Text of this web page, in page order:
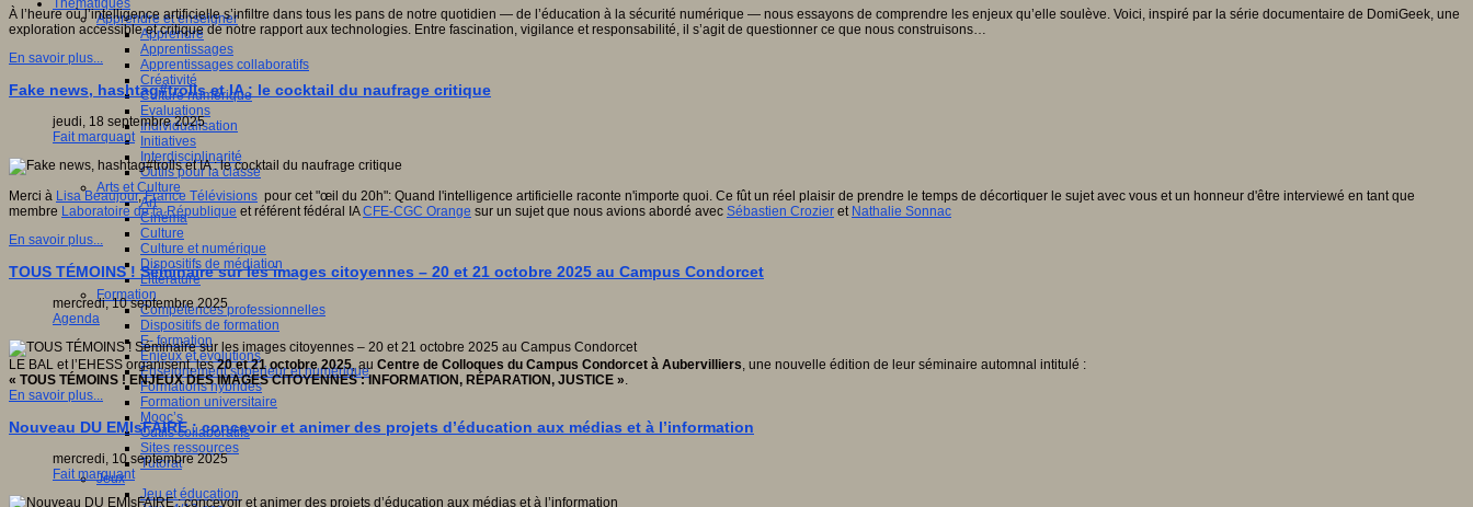
Thématiques
Apprendre et enseigner
Apprendre
Apprentissages
Apprentissages collaboratifs
Créativité
Culture numérique
Evaluations
Individualisation
Initiatives
Interdisciplinarité
Outils pour la classe
Arts et Culture
Art
Cinéma
Culture
Culture et numérique
Dispositifs de médiation
Littérature
Formation
Compétences professionnelles
Dispositifs de formation
E- formation
Enjeux et évolutions
Enseignement supérieur et numérique
Formations hybrides
Formation universitaire
Mooc’s
Outils collaboratifs
Sites ressources
Tutorat
Jeux
Jeu et éducation
À l’heure où l’intelligence artificielle s’infiltre dans tous les pans de notre quotidien — de l’éducation à la sécurité numérique — nous essayons de comprendre les enjeux qu’elle soulève. Voici, inspiré par la série documentaire de DomiGeek, une
exploration accessible et critique de notre rapport aux technologies. Entre fascination, vigilance et responsabilité, il s’agit de questionner ce que nous construisons…
En savoir plus...
Fake news, hashtag#trolls et IA : le cocktail du naufrage critique
jeudi, 18 septembre 2025
Fait marquant
Merci à Lisa Beaujour,France Télévisions pour cet "œil du 20h": Quand l'intelligence artificielle raconte n'importe quoi. Ce fût un réel plaisir de prendre le temps de décortiquer le sujet avec vous et un honneur d'être interviewé en tant que
membre Laboratoire de la République et référent fédéral IACFE-CGC Orange sur un sujet que nous avions abordé avec Sébastien Crozier et Nathalie Sonnac
En savoir plus...
TOUS TÉMOINS ! Séminaire sur les images citoyennes – 20 et 21 octobre 2025 au Campus Condorcet
mercredi, 10 septembre 2025
Agenda
LE BAL et l’EHESS organisent, les20 et 21 octobre 2025, au Centre de Colloques du Campus Condorcet à Aubervilliers, une nouvelle édition de leur séminaire automnal intitulé :
« TOUS TÉMOINS ! ENJEUX DES IMAGES CITOYENNES : INFORMATION, RÉPARATION, JUSTICE ».
En savoir plus...
Nouveau DU EMIsFAIRE : concevoir et animer des projets d’éducation aux médias et à l’information
mercredi, 10 septembre 2025
Fait marquant